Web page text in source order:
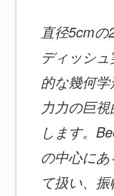
直径5cm
ディッシ
的な幾何
力力の巨
します。
の中心に
て扱い、